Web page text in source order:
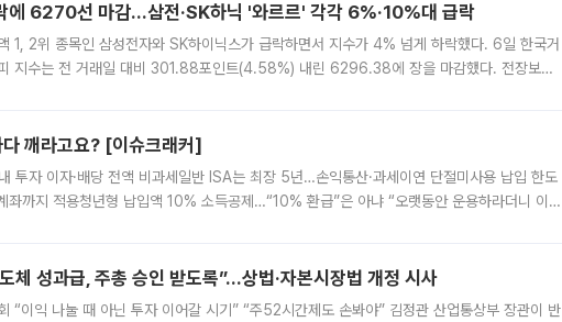
에 6270선 마감…삼전·SK하닉 '와르르' 각각 6%·10%대 급락
1, 2위 종목인 삼성전자와 SK하이닉스가 급락하면서 지수가 4% 넘게 하락했다. 6일 한국거
지수는 전 거래일 대비 301.88포인트(4.58%) 내린 6296.38에 장을 마감했다. 전장보다
깨라고요? [이슈크래커]
투자 이자·배당 전액 비과세일반 ISA는 최장 5년…손익통산·과세이연 단절미사용 납입 한도
좌까지 적용청년형 납입액 10% 소득공제…“10% 환급”은 아냐 “오랫동안 운용하라더니 이제
체 성과급, 주총 승인 받도록”…상법·자본시장법 개정 시사
“이익 나눌 때 아닌 투자 이어갈 시기” “주52시간제도 손봐야” 김정관 산업통상부 장관이 반